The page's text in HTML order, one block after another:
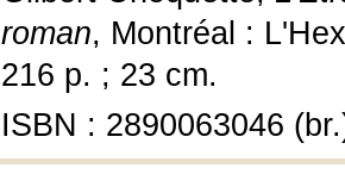
roman, Montréal :
216 p. ; 23 cm.
ISBN : 2890063046